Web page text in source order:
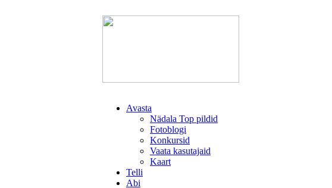
Avasta
Nädala Top pildid
Fotoblogi
Konkursid
Vaata kasutajaid
Kaart
Telli
Abi